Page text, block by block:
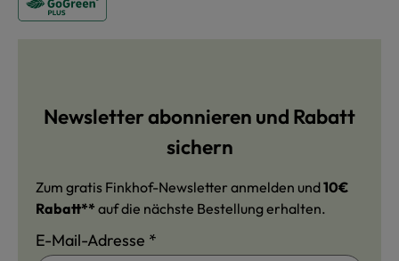
Newsletter abonnieren und Rabatt
sichern
Zum gratis Finkhof-Newsletter anmelden und10€
Rabatt** auf die nächste Bestellung erhalten.
E-Mail-Adresse *